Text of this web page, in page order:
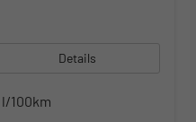
Details
l/100km